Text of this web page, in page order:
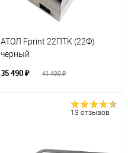
АТОЛ Fprint 22ПТК (22Ф)
черный
35 490 ₽ 41 490 ₽
13 отзывов